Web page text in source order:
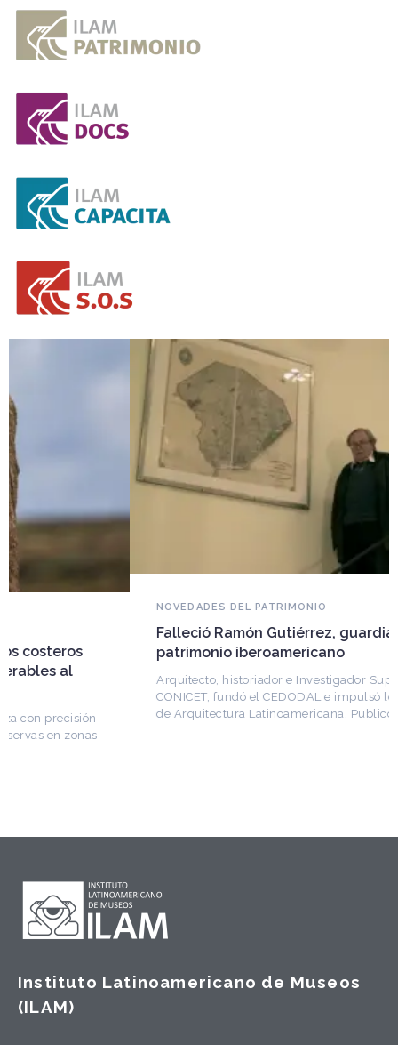
NOVEDADES DEL PATRIMONIO
Falleció Ramón Gutiérrez, guardián del
patrimonio iberoamericano
Arquitecto, historiador e Investigador Superior del
CONICET, fundó el CEDODAL e impulsó los Seminarios
de Arquitectura Latinoamericana. Publicó más de
Instituto Latinoamericano de Museos
(ILAM)